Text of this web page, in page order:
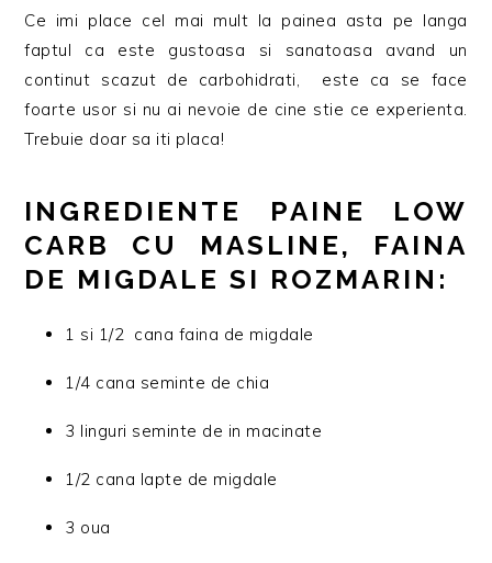
Ce imi place cel mai mult la painea asta pe langa
faptul ca este gustoasa si sanatoasa avand un
continut scazut de carbohidrati, este ca se face
foarte usor si nu ai nevoie de cine stie ce experienta.
Trebuie doar sa iti placa!
INGREDIENTE PAINE LOW
CARB CU MASLINE, FAINA
DE MIGDALE SI ROZMARIN:
1 si 1/2 cana faina de migdale
1/4 cana seminte de chia
3 linguri seminte de in macinate
1/2 cana lapte de migdale
3 oua